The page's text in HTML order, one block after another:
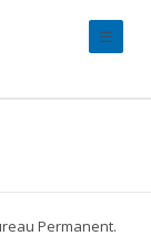
Permanent.